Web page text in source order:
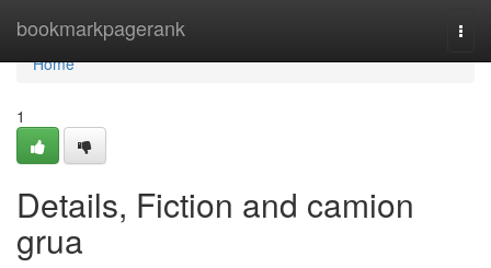
bookmarkpagerank
Home
Home
1
Details, Fiction and camion
grua